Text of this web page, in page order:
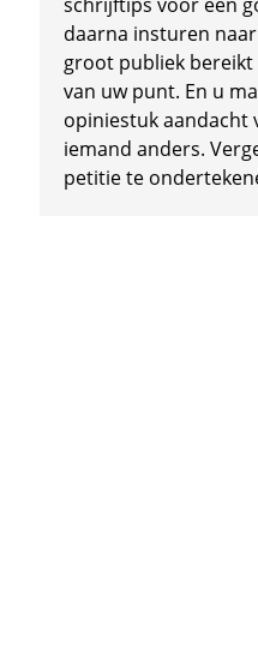
daarna insturen
groot publiek
van uw punt. En u
opiniestuk aandacht
iemand anders.
petitie te